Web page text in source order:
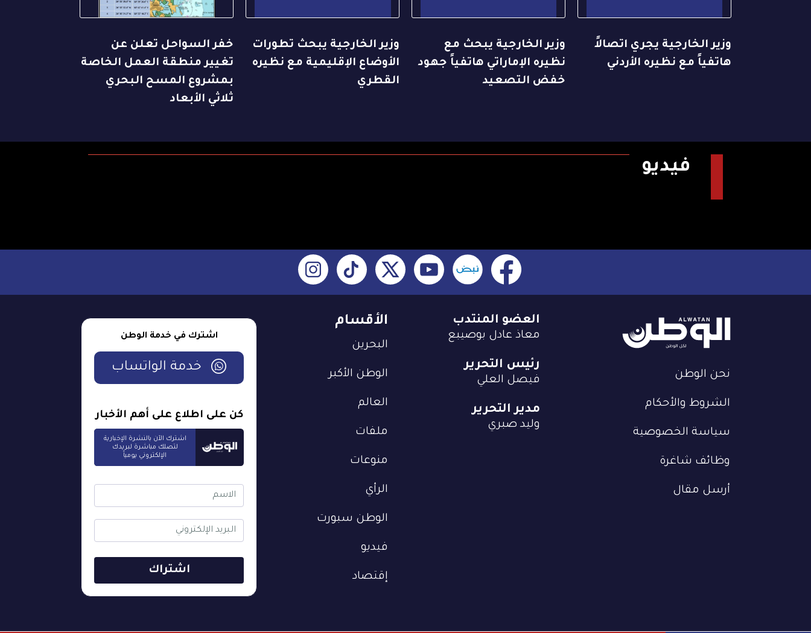
وزير الخارجية يجري اتصالاً
هاتفياً مع نظيره الأردني
وزير الخارجية يبحث مع
نظيره الإماراتي هاتفياً جهود
خفض التصعيد
وزير الخارجية يبحث تطورات
الأوضاع الإقليمية مع نظيره
القطري
خفر السواحل تعلن عن
تغيير منطقة العمل الخاصة
بمشروع المسح البحري
ثلاثي الأبعاد
فيديو
نحن الوطن
الشروط والأحكام
سياسة الخصوصية
وظائف شاغرة
أرسل مقال
الأقسام
البحرين
الوطن الأكبر
العالم
ملفات
منوعات
الرأي
الوطن سبورت
فيديو
إقتصاد
العضو المنتدب
معاذ عادل بوصيبع
رئيس التحرير
فيصل العلي
مدير التحرير
وليد صبري
اشترك في خدمة الوطن
خدمة الواتساب
كن على اطلاع على أهم الأخبار
اشترك الآن بالنشرة الإخبارية
لتصلك مباشرة لبريدك
الإلكتروني يومياً
اشتراك